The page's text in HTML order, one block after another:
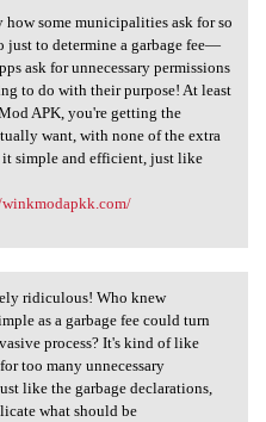
how some
how some municipalities ask for so
just to determine a garbage fee—
ask for unnecessary permissions
to do with their purpose! At least
APK, you're getting the
want, with none of the extra
it simple and efficient, just like
ridiculous
ridiculous! Who knew
as a garbage fee could turn
process? It's kind of like
too many unnecessary
like the garbage declarations,
what should be